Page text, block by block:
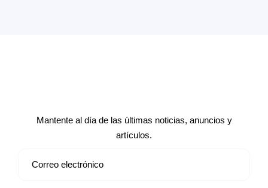
Mantente al día de las últimas noticias, anuncios y
artículos.